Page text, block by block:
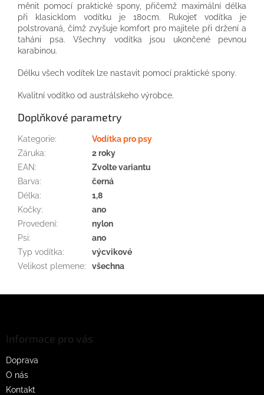
měnit pomocí praktické spony, přičemž maximální délka
při
klasicklom vodítku je 180cm. Rukojeť vodítka
je
polstrovaná , čímž zvyšuje komfort pro majitele při držení a
taháni
psa. Všechny vodítka jsou ukončené
pevnou
karabinou.
Délku všech vodítek lze nastavit pomocí praktické spony.
Kvalitní vodítko od austrálskeho výrobce.
Doplňkové parametry
Kategorie:
Vodítka pro psy
Záruka:
2 roky
EAN:
Zvolte variantu
Barva:
černá
Délka:
1,8
Kočky:
ano
Provedení:
nylon
Psi:
ano
Typ vodítka:
výcvikové
Velikost plemene: všechna
Informace pro vás
Doprava
O nás
Kontakt